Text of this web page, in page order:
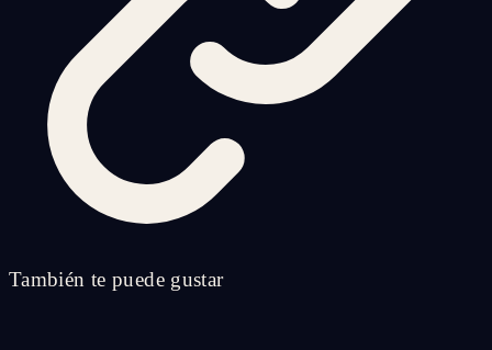
También te puede gustar